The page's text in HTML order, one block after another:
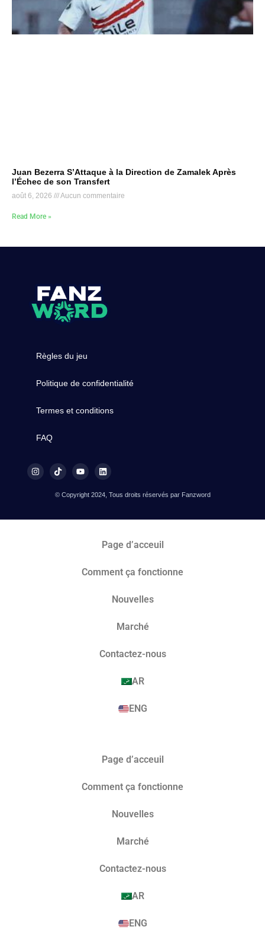
Juan Bezerra S’Attaque à la Direction de Zamalek Après
l’Échec de son Transfert
août 6, 2026 Aucun commentaire
Read More »
Règles du jeu
Politique de confidentialité
Termes et conditions
FAQ
© Copyright 2024, Tous droits réservés par Fanzword
Page d’acceuil
Comment ça fonctionne
Nouvelles
Marché​
Contactez-nous
AR
ENG
Page d’acceuil
Comment ça fonctionne
Nouvelles
Marché​
Contactez-nous
AR
ENG